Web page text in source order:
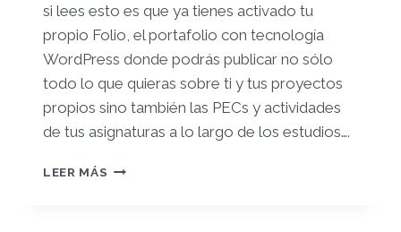
si lees esto es que ya tienes activado tu
propio Folio, el portafolio con tecnología
WordPress donde podrás publicar no sólo
todo lo que quieras sobre ti y tus proyectos
propios sino también las PECs y actividades
de tus asignaturas a lo largo de los estudios….
LEER MÁS ¡TE